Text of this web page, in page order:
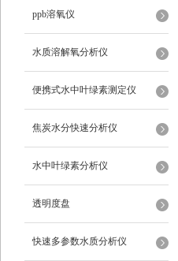
ppb溶氧仪
水质溶解氧分析仪
便携式水中叶绿素测定仪
焦炭水分快速分析仪
水中叶绿素分析仪
透明度盘
快速多参数水质分析仪